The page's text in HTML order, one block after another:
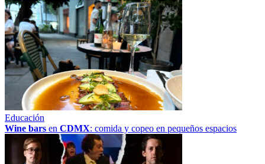
Educación
Wine bars en CDMX: comida y copeo en pequeños espacios